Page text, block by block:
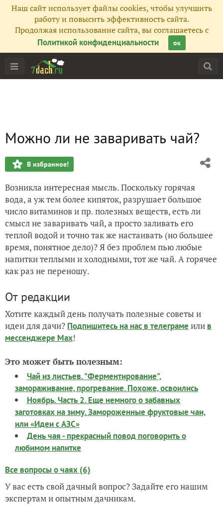
Наш сайт использует файлы cookies, чтобы улучшить
работу и повысить эффективность сайта.
Продолжая использование сайта, вы соглашаетесь с
Политикой конфиденциальности
ок
Можно ли не заваривать чай?
В избранное!
Возникла интересная мысль. Поскольку горячая
вода, а уж тем более кипяток, разрушает большое
число витаминов и пр. полезных веществ, есть ли
смысл не заваривать чай, а просто заливать его
теплой водой и точно так же настаивать (но большее
время, понятное дело)? Я без проблем пью любые
напитки теплыми и холодными, тот же чай. А горячее
как раз не переношу.
От редакции
Хотите каждый день получать полезные советы и
идеи для дачи? Подпишитесь на нас в телеграме или в
мессенджере Max!
Это может быть полезным:
Чай из листьев. "Ферментирование",
замораживание, прогревание. Похоже, освоились
Ноябрь. Часть 2. Еще немного о забавных
заготовках на зиму. Замороженные фруктовые чаи,
или «Идеи с АЗС»
День чая - прекрасный повод поговорить о
любимом напитке
Все вопросы о чаях (6)
У вас есть свой дачный вопрос? Задайте его нашим
экспертам и опытным дачникам.